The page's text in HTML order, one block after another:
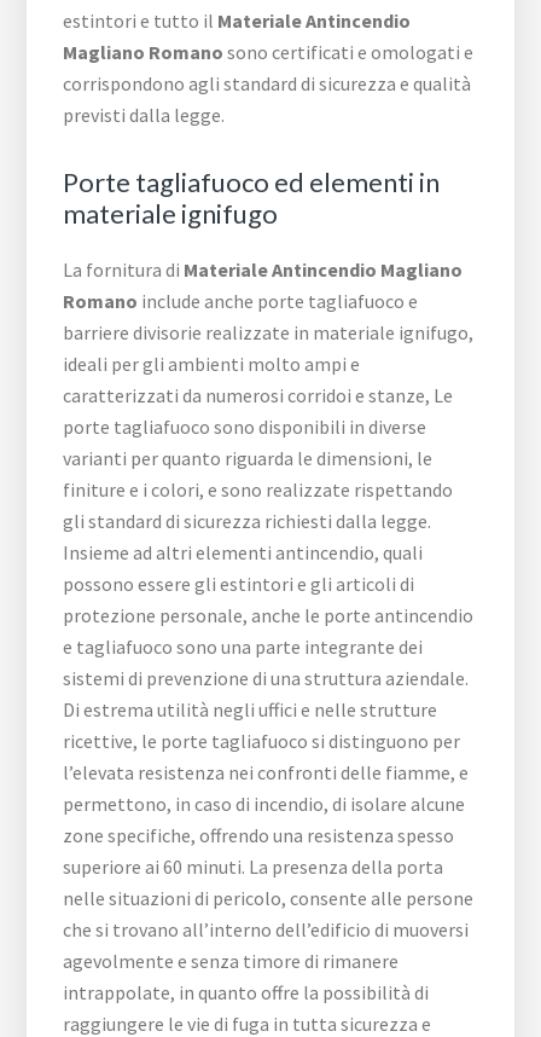
estintori e tutto il Materiale Antincendio
Magliano Romano sono certificati e omologati e
corrispondono agli standard di sicurezza e qualità
previsti dalla legge.
Porte tagliafuoco ed elementi in
materiale ignifugo
La fornitura di Materiale Antincendio Magliano
Romano include anche porte tagliafuoco e
barriere divisorie realizzate in materiale ignifugo,
ideali per gli ambienti molto ampi e
caratterizzati da numerosi corridoi e stanze, Le
porte tagliafuoco sono disponibili in diverse
varianti per quanto riguarda le dimensioni, le
finiture e i colori, e sono realizzate rispettando
gli standard di sicurezza richiesti dalla legge.
Insieme ad altri elementi antincendio, quali
possono essere gli estintori e gli articoli di
protezione personale, anche le porte antincendio
e tagliafuoco sono una parte integrante dei
sistemi di prevenzione di una struttura aziendale.
Di estrema utilità negli uffici e nelle strutture
ricettive, le porte tagliafuoco si distinguono per
l’elevata resistenza nei confronti delle fiamme, e
permettono, in caso di incendio, di isolare alcune
zone specifiche, offrendo una resistenza spesso
superiore ai 60 minuti. La presenza della porta
nelle situazioni di pericolo, consente alle persone
che si trovano all’interno dell’edificio di muoversi
agevolmente e senza timore di rimanere
intrappolate, in quanto offre la possibilità di
raggiungere le vie di fuga in tutta sicurezza e